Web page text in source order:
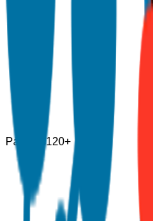
Páginas120+